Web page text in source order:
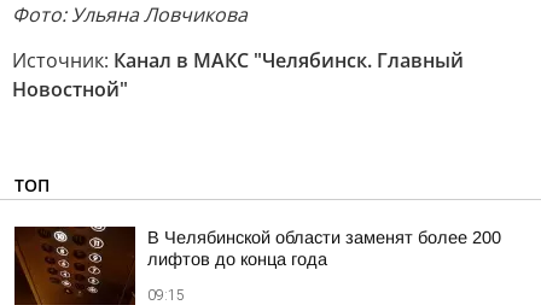
Фото: Ульяна Ловчикова
Источник: Канал в МАКС "Челябинск. Главный
Новостной"
ТОП
В Челябинской области заменят более 200
лифтов до конца года
09:15